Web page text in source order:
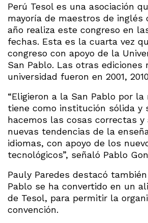
Perú Tesol es una asociación
mayoría de maestros de inglés
año realiza este congreso en
fechas. Esta es la cuarta vez
congreso con apoyo de la
San Pablo. Las otras ediciones
universidad fueron en 2001,
“Eligieron a la San Pablo por
tiene como institución sólida y
hacemos las cosas correctas y
nuevas tendencias de la
idiomas, con apoyo de los
tecnológicos”, señaló Pablo
Pauly Paredes destacó
Pablo se ha convertido en un
de Tesol, para permitir la
convención.